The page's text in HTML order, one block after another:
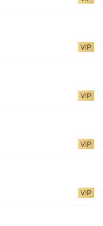
VIP
VIP
VIP
VIP